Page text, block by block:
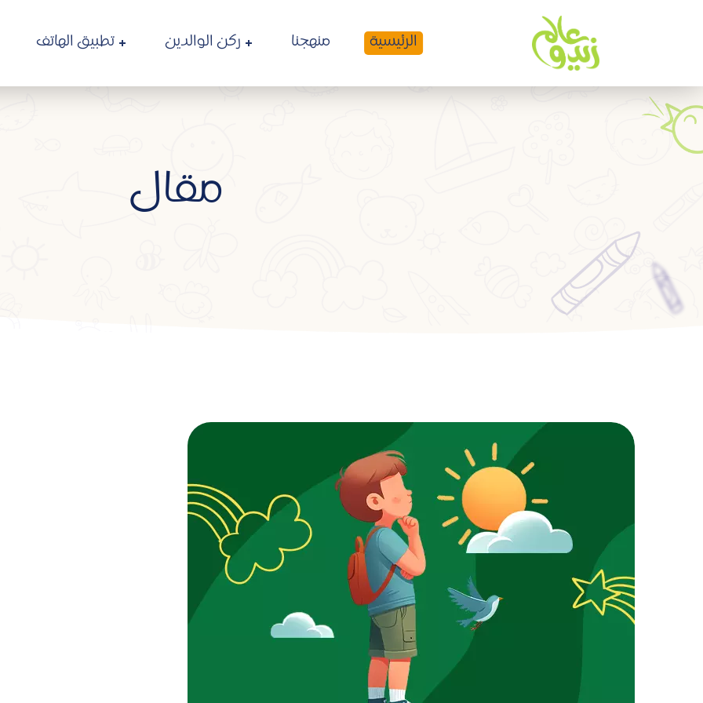
الرئيسية منهجنا ركن الوالدين تطبيق الهاتف
مقال